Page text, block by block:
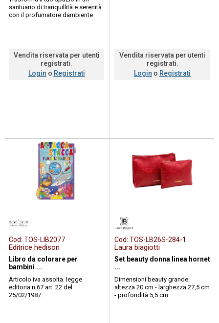
santuario di tranquillità e serenità
con il profumatore dambiente
Vendita riservata per utenti
registrati.
Login o Registrati
Vendita riservata per utenti
registrati.
Login o Registrati
Cod: TOS-LIB2077
Editrice hedison
Libro da colorare per
bambini ...
Articolo iva assolta. legge
editoria n.67 art. 22 del
25/02/1987.
Cod: TOS-LB26S-284-1
Laura biagiotti
Set beauty donna linea hornet
...
Dimensioni beauty grande:
altezza 20 cm - larghezza 27,5 cm
- profondità 5,5 cm